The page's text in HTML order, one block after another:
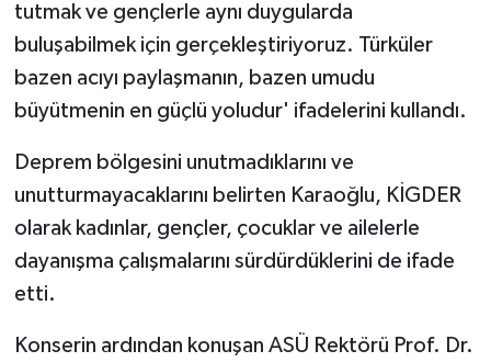
tutmak ve gençlerle aynı duygularda
buluşabilmek için gerçekleştiriyoruz. Türküler
bazen acıyı paylaşmanın, bazen umudu
büyütmenin en güçlü yoludur' ifadelerini kullandı.
Deprem bölgesini unutmadıklarını ve
unutturmayacaklarını belirten Karaoğlu, KİGDER
olarak kadınlar, gençler, çocuklar ve ailelerle
dayanışma çalışmalarını sürdürdüklerini de ifade
etti.
Konserin ardından konuşan ASÜ Rektörü Prof. Dr.